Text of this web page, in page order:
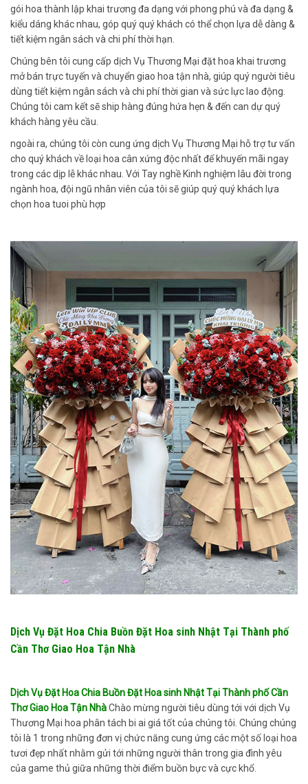
gói hoa thành lập khai trương đa dạng với phong phú và đa dạng &
kiểu dáng khác nhau, góp quý quý khách có thể chọn lựa dễ dàng &
tiết kiệm ngân sách và chi phí thời hạn.
Chúng bên tôi cung cấp dịch Vụ Thương Mại đặt hoa khai trương
mở bán trực tuyến và chuyển giao hoa tận nhà, giúp quý người tiêu
dùng tiết kiệm ngân sách và chi phí thời gian và sức lực lao động.
Chúng tôi cam kết sẽ ship hàng đúng hứa hẹn & đến can dự quý
khách hàng yêu cầu.
ngoài ra, chúng tôi còn cung ứng dịch Vụ Thương Mại hỗ trợ tư vấn
cho quý khách về loại hoa cân xứng độc nhất để khuyến mãi ngay
trong các dịp lễ khác nhau. Với Tay nghề Kinh nghiệm lâu đời trong
ngành hoa, đội ngũ nhân viên của tôi sẽ giúp quý quý khách lựa
chọn hoa tuoi phù hợp
Dịch Vụ Đặt Hoa Chia Buồn Đặt Hoa sinh Nhật Tại Thành phố
Cần Thơ Giao Hoa Tận Nhà
Dịch Vụ Đặt Hoa Chia Buồn Đặt Hoa sinh Nhật Tại Thành phố Cần
Thơ Giao Hoa Tận NhàChào mừng người tiêu dùng tới với dịch Vụ
Thương Mại hoa phân tách bi ai giá tốt của chúng tôi. Chúng chúng
tôi là 1 trong những đơn vị chức năng cung ứng các một số loại hoa
tươi đẹp nhất nhằm gửi tới những người thân trong gia đình yêu
của game thủ giữa những thời điểm buồn bực và cực khổ.